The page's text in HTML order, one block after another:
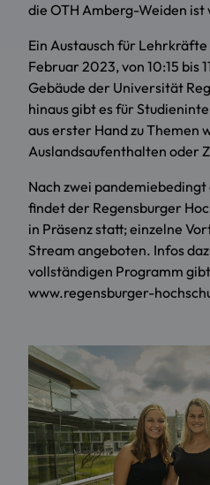
die OTH Amberg-Weiden
Ein Austausch für
Februar 2023, von 10:15 bis
Gebäude der Universität
hinaus gibt es für
aus erster Hand zu Themen
Auslandsaufenthalten oder
Nach zwei
findet der Regensburger
in Präsenz statt; einzelne
Stream angeboten. Infos
vollständigen Programm
www.regensburger-